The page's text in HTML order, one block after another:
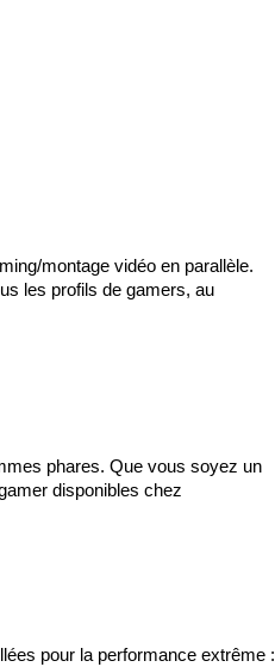
montage vidéo en parallèle.
les profils de gamers, au
phares. Que vous soyez un
pour la performance extrême :